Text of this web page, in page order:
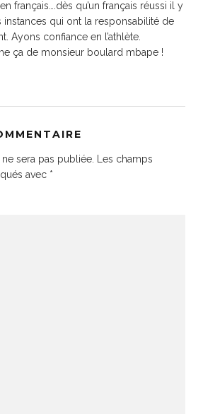
français….dès qu’un français réussi il y
instances qui ont la responsabilité de
Ayons confiance en l’athlète.
ça de monsieur boulard mbape !
sera pas publiée.
Les champs
avec *